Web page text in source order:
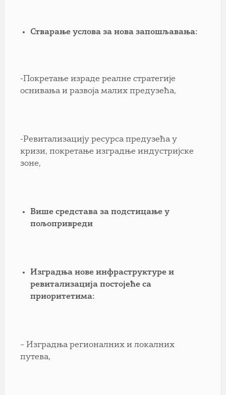
Стварање услова за нова запошљавања:
-Покретање израде реалне стратегије
оснивања и развоја малих предузећа,
-Ревитализацију ресурса предузећа у
кризи, покретање изградње индустријске
зоне,
Више средстава за подстицање у
пољопривреди
Изградња нове инфраструктуре и
ревитализација постојеће са
приоритетима:
– Изградња регионалних и локалних
путева,